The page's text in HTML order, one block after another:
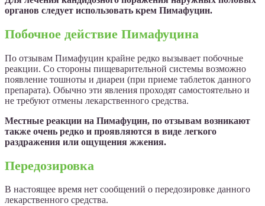
органов следует использовать крем Пимафуцин.
Побочное действие Пимафуцина
По отзывам Пимафуцин крайне редко вызывает побочные
реакции. Со стороны пищеварительной системы возможно
появление тошноты и диареи (при приеме таблеток данного
препарата). Обычно эти явления проходят самостоятельно и
не требуют отмены лекарственного средства.
Местные реакции на Пимафуцин, по отзывам возникают
также очень редко и проявляются в виде легкого
раздражения или ощущения жжения.
Передозировка
В настоящее время нет сообщений о передозировке данного
лекарственного средства.